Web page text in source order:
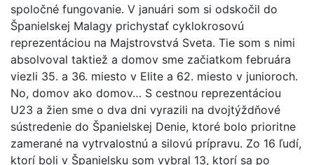
spoločné fungovanie. V januári som si odskočil do
Španielskej Malagy prichystať cyklokrosovú
reprezentáciou na Majstrovstvá Sveta. Tie som s nimi
absolvoval taktiež a domov sme začiatkom februára
viezli 35. a 36. miesto v Elite a 62. miesto v junioroch.
No, domov ako domov… S cestnou reprezentáciou
U23 a žien sme o dva dni vyrazili na dvojtýždňové
sústredenie do Španielskej Denie, ktoré bolo prioritne
zamerané na vytrvalostnú a silovú prípravu. Zo 16 ľudí,
ktorí boli v Španielsku som vybral 13, ktorí sa po